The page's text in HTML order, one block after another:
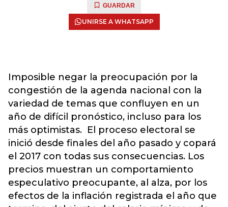
GUARDAR
UNIRSE A WHATSAPP
Imposible negar la preocupación por la
congestión de la agenda nacional con la
variedad de temas que confluyen en un
año de difícil pronóstico, incluso para los
más optimistas. El proceso electoral se
inició desde finales del año pasado y copará
el 2017 con todas sus consecuencias. Los
precios muestran un comportamiento
especulativo preocupante, al alza, por los
efectos de la inflación registrada el año que